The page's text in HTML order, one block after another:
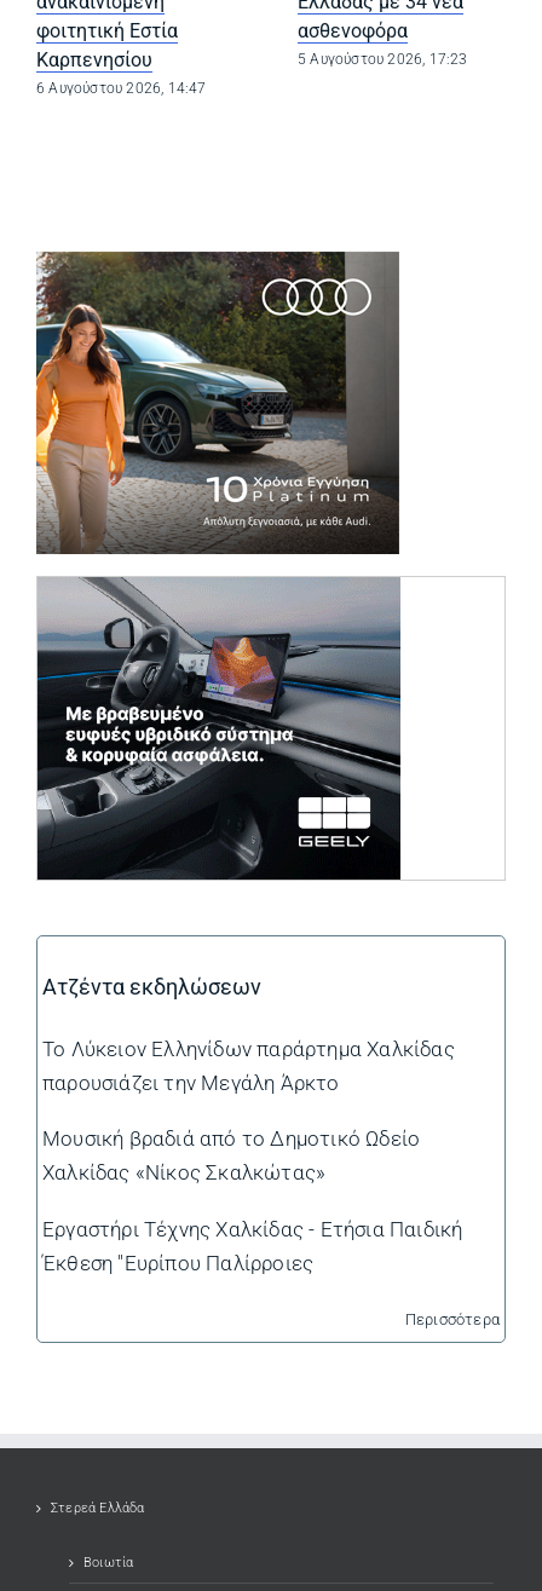
φοιτητική Εστία
Καρπενησίου
6 Αυγούστου 2026, 14:47
ασθενοφόρα
5 Αυγούστου 2026, 17:23
(opens in a new tab)
Ατζέντα εκδηλώσεων
Το Λύκειον Ελληνίδων παράρτημα Χαλκίδας
παρουσιάζει την Μεγάλη Άρκτο
Μουσική βραδιά από το Δημοτικό Ωδείο
Χαλκίδας «Νίκος Σκαλκώτας»
Εργαστήρι Τέχνης Χαλκίδας - Ετήσια Παιδική
Έκθεση "Ευρίπου Παλίρροιες
Περισσότερα
Στερεά Ελλάδα
Βοιωτία